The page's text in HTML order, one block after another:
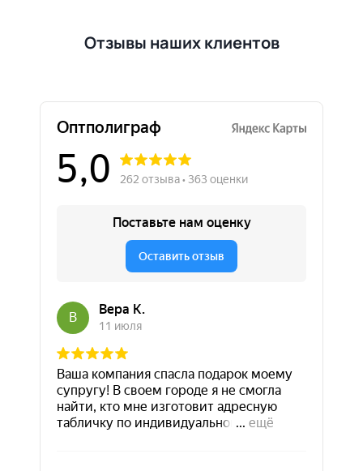
Отзывы наших клиентов